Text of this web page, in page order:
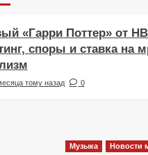
«Гарри Поттер» от
споры и ставка на
тому назад 0
Музыка Новости